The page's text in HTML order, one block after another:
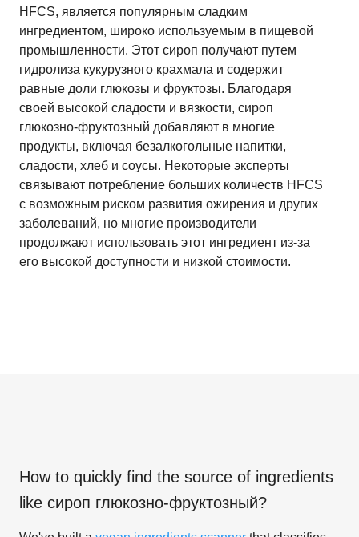
HFCS, является популярным сладким
ингредиентом, широко используемым в пищевой
промышленности. Этот сироп получают путем
гидролиза кукурузного крахмала и содержит
равные доли глюкозы и фруктозы. Благодаря
своей высокой сладости и вязкости, сироп
глюкозно-фруктозный добавляют в многие
продукты, включая безалкогольные напитки,
сладости, хлеб и соусы. Некоторые эксперты
связывают потребление больших количеств HFCS
с возможным риском развития ожирения и других
заболеваний, но многие производители
продолжают использовать этот ингредиент из-за
его высокой доступности и низкой стоимости.
How to quickly find the source of ingredients
like сироп глюкозно-фруктозный?